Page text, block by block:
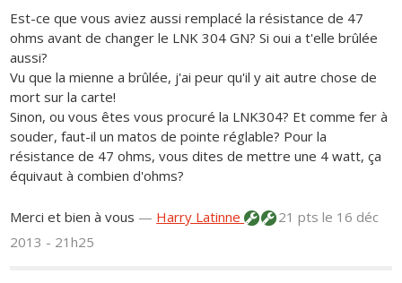
Est-ce que vous aviez aussi remplacé la résistance de 47
ohms avant de changer le LNK 304 GN? Si oui a t'elle brûlée
aussi?
Vu que la mienne a brûlée, j'ai peur qu'il y ait autre chose de
mort sur la carte!
Sinon, ou vous êtes vous procuré la LNK304? Et comme fer à
souder, faut-il un matos de pointe réglable? Pour la
résistance de 47 ohms, vous dites de mettre une 4 watt, ça
équivaut à combien d'ohms?
Merci et bien à vous — Harry Latinne 21 ptsle 16 déc
2013 - 21h25